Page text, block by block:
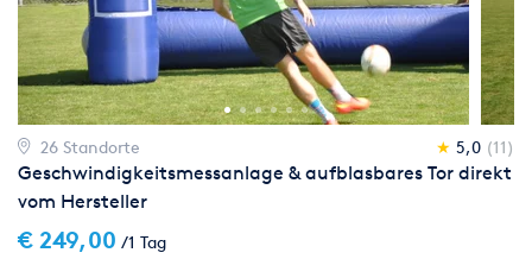
26 Standorte ★ 5,0 (11)
Geschwindigkeitsmessanlage & aufblasbares Tor direkt
vom Hersteller
€ 249,00 /1 Tag